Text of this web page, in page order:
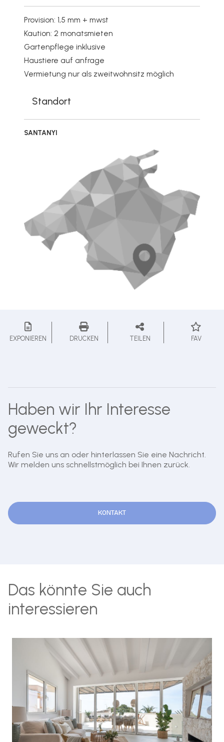
Provision: 1,5 mm + mwst
Kaution: 2 monatsmieten
Gartenpflege inklusive
Haustiere auf anfrage
Vermietung nur als zweitwohnsitz möglich
Standort
SANTANYI
EXPONIEREN DRUCKEN TEILEN FAV
Haben wir Ihr Interesse
geweckt?
Rufen Sie uns an oder hinterlassen Sie eine Nachricht.
Wir melden uns schnellstmöglich bei Ihnen zurück.
KONTAKT
Das könnte Sie auch
interessieren